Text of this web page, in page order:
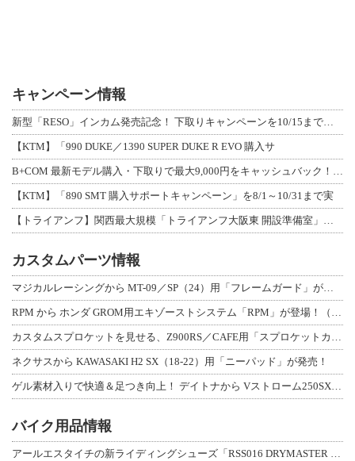
キャンペーン情報
新型「RESO」インカム発売記念！ 下取りキャンペーンを10/15まで延長して開
【KTM】「990 DUKE／1390 SUPER DUKE R EVO 購入サ
B+COM 最新モデル購入・下取りで最大9,000円をキャッシュバック！「B+F
【KTM】「890 SMT 購入サポートキャンペーン」を8/1～10/31まで実
【トライアンフ】関西最大規模「トライアンフ大阪東 開設準備室」がオープン！ 限定
カスタムパーツ情報
マジカルレーシングから MT-09／SP（24）用「フレームガード」が登場！
RPM から ホンダ GROM用エキゾーストシステム「RPM」が登場！（動画あり
カスタムスプロケットを見せる、Z900RS／CAFE用「スプロケットカバーフルキ
ネクサスから KAWASAKI H2 SX（18-22）用「ニーパッド」が発売！
ゲル素材入りで快適＆足つき向上！ デイトナから Vストローム250SX用「快適ロ
バイク用品情報
アールエスタイチの新ライディングシューズ「RSS016 DRYMASTER スト